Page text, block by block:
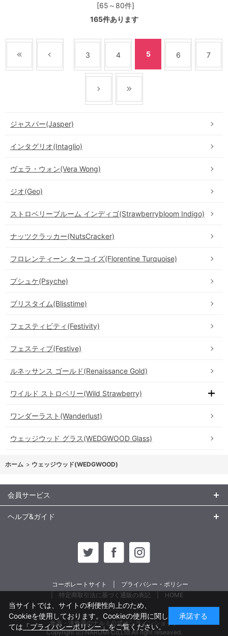
[65～80件]
165件あります
3 4 5 6 7
ジャスパー(Jasper)
インタグリオ(Intaglio)
ヴェラ・ウォン(Vera Wong)
ジオ(Geo)
ストロベリーブルーム インディゴ(Strawberrybloom Indigo)
ナッツクラッカー(NutsCracker)
フロレンティーン ターコイズ(Florentine Turquoise)
プシュケ(Psyche)
ブリスタイム(Blisstime)
フェスティビティ(Festivity)
フェスティブ(Festive)
ルネッサンス ゴールド(Renaissance Gold)
ワイルド ストロベリー(Wild Strawberry)
ワンダーラスト(Wanderlust)
ウェッジウッド グラス(WEDGWOOD Glass)
ホーム > ウェッジウッド(WEDGWOOD)
会員サービス
ヘルプ&ガイド
コーポレートサイト
プライバシー・ポリシー
特定商取引法に基づく通販の表記
HOME
食器・洋食器のナルミ公式オンラインショップ
Copyright (c) NARUMI Co,Ltd All right reseaved.
当サイトでは、サイトの利便性向上のため、
Cookieを使用しております。Cookieの使用に関し
ては 「プライバシーポリシー」をご覧ください。
承諾する